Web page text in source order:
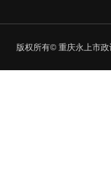
版权所有© 重庆永上市